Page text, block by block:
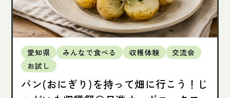
愛知県 みんなで食べる 収穫体験
交流会
お試し
パン(おにぎり)を持って畑に行こう！じ